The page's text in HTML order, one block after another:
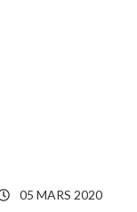
05 MARS 2020